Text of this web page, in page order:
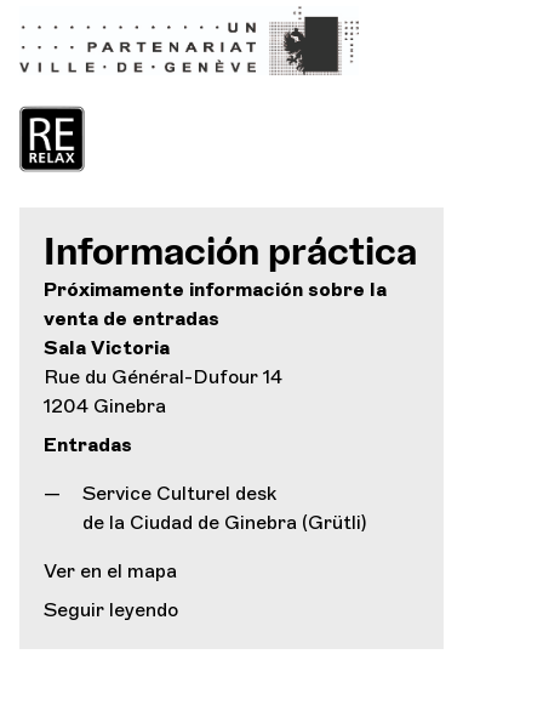
Información práctica
Próximamente información sobre la
venta de entradas
Sala Victoria
Rue du Général-Dufour 14
1204 Ginebra
Entradas
Service Culturel desk
de la Ciudad de Ginebra (Grütli)
Ver en el mapa
Seguir leyendo